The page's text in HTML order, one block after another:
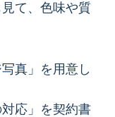
て、色味や質
真」を用意し
対応」を契約書